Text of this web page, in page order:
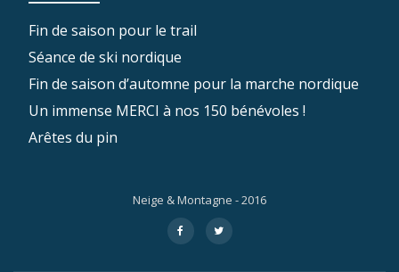
Fin de saison pour le trail
Séance de ski nordique
Fin de saison d’automne pour la marche nordique
Un immense MERCI à nos 150 bénévoles !
Arêtes du pin
Neige & Montagne - 2016
secondaire
fa-
facebook
fa-
twitter